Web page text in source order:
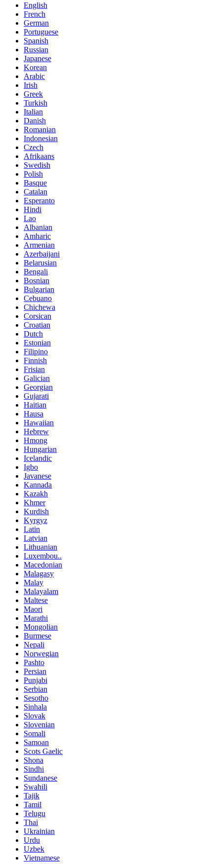
English
French
German
Portuguese
Spanish
Russian
Japanese
Korean
Arabic
Irish
Greek
Turkish
Italian
Danish
Romanian
Indonesian
Czech
Afrikaans
Swedish
Polish
Basque
Catalan
Esperanto
Hindi
Lao
Albanian
Amharic
Armenian
Azerbaijani
Belarusian
Bengali
Bosnian
Bulgarian
Cebuano
Chichewa
Corsican
Croatian
Dutch
Estonian
Filipino
Finnish
Frisian
Galician
Georgian
Gujarati
Haitian
Hausa
Hawaiian
Hebrew
Hmong
Hungarian
Icelandic
Igbo
Javanese
Kannada
Kazakh
Khmer
Kurdish
Kyrgyz
Latin
Latvian
Lithuanian
Luxembou..
Macedonian
Malagasy
Malay
Malayalam
Maltese
Maori
Marathi
Mongolian
Burmese
Nepali
Norwegian
Pashto
Persian
Punjabi
Serbian
Sesotho
Sinhala
Slovak
Slovenian
Somali
Samoan
Scots Gaelic
Shona
Sindhi
Sundanese
Swahili
Tajik
Tamil
Telugu
Thai
Ukrainian
Urdu
Uzbek
Vietnamese